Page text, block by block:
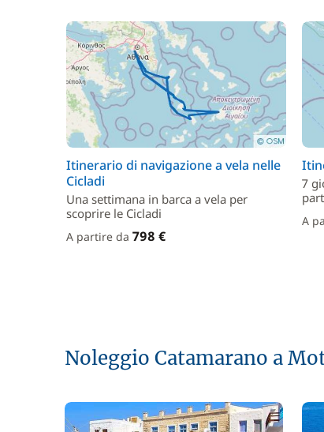
Itinerario di navigazione a vela nelle
Cicladi
Una settimana in barca a vela per
scoprire le Cicladi
A partire da 798 €
7
A
Noleggio Catamarano a